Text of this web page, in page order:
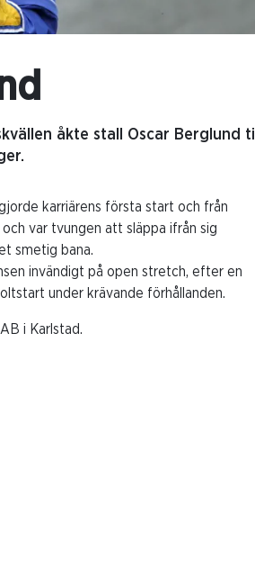
åkte stall Oscar Berglund till
karriärens första start och från
var tvungen att släppa ifrån sig
smetig bana.
invändigt på open stretch, efter en
under krävande förhållanden.
i Karlstad.